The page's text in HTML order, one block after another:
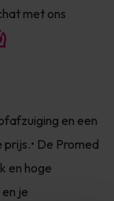
met ons
en een
De Promed
en hoge
je